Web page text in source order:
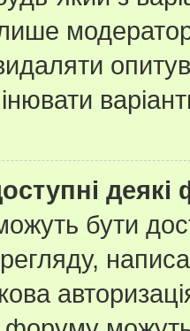
бути